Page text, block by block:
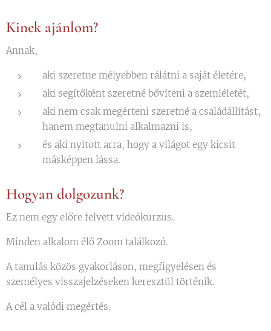
Kinek ajánlom?
Annak,
aki szeretne mélyebben rálátni a saját életére,
aki segítőként szeretné bővíteni a szemléletét,
aki nem csak megérteni szeretné a családállítást,
hanem megtanulni alkalmazni is,
és aki nyitott arra, hogy a világot egy kicsit
másképpen lássa.
Hogyan dolgozunk?
Ez nem egy előre felvett videókurzus.
Minden alkalom élő Zoom találkozó.
A tanulás közös gyakorláson, megfigyelésen és
személyes visszajelzéseken keresztül történik.
A cél a valódi megértés.